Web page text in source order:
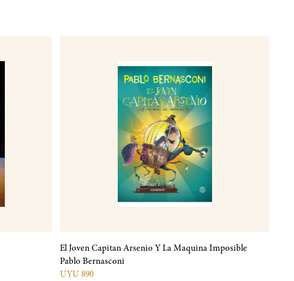
El Joven Capitan Arsenio Y La Maquina Imposible
Pablo Bernasconi
UYU 890